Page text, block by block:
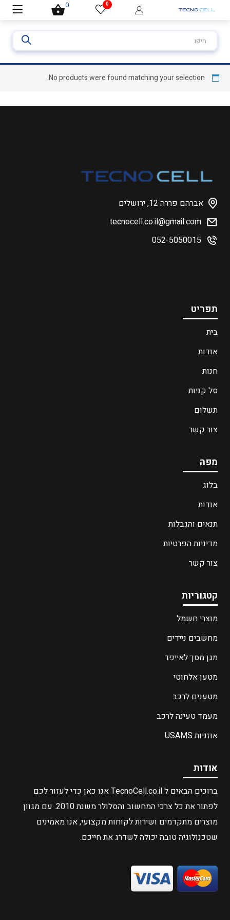
0
0
עבור:
No products were found matching your selection.
אברהם פררה 12, ירושלים
tecnocell.co.il@gmail.com
052-5050015
תפריט
בית
אודות
חנות
סל קניות
תשלום
צור קשר
מפה
בלוג
אודות
תנאים והגבלות
מדיניות הפרטיות
צור קשר
קטגוריות
מוצרי חשמל
מחשבים ניידים
מגן מסך לאייפד
מטען אלחוטי
מטענים לרכב
מעמד טעינה לרכב
אוזניות USAMS
אודות
ברוכים הבאים ל TecnoCell.co.il אנו כאן כדי לעזור לכם
לפתור את כל צרכי המחשוב והסלולר משנת 2010. עם מגוון
מוצרים מתקדמים ושירות לקוחות מקצועי, אנו מאמינים
שטכנולוגיה טובה יכולה לשדרג את חייכם.